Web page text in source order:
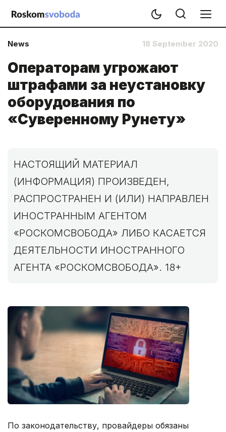
News 18 September 2020
Операторам угрожают
штрафами за неустановку
оборудования по
«Суверенному Рунету»
НАСТОЯЩИЙ МАТЕРИАЛ
(ИНФОРМАЦИЯ) ПРОИЗВЕДЕН,
РАСПРОСТРАНЕН И (ИЛИ) НАПРАВЛЕН
ИНОСТРАННЫМ АГЕНТОМ
«РОСКОМСВОБОДА» ЛИБО КАСАЕТСЯ
ДЕЯТЕЛЬНОСТИ ИНОСТРАННОГО
АГЕНТА «РОСКОМСВОБОДА». 18+
По законодательству, провайдеры обязаны